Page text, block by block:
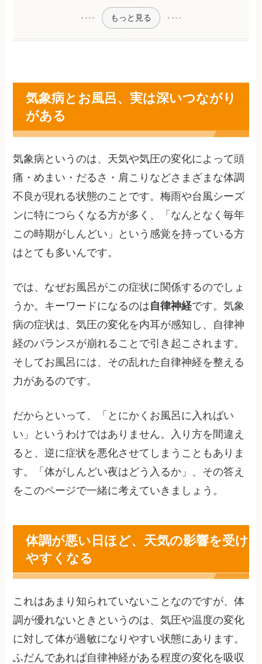
もっと見る
気象病とお風呂、実は深いつながり
がある
気象病というのは、天気や気圧の変化によって頭
痛・めまい・だるさ・肩こりなどさまざまな体調
不良が現れる状態のことです。梅雨や台風シーズ
ンに特につらくなる方が多く、「なんとなく毎年
この時期がしんどい」という感覚を持っている方
はとても多いんです。
では、なぜお風呂がこの症状に関係するのでしょ
うか。キーワードになるのは自律神経です。気象
病の症状は、気圧の変化を内耳が感知し、自律神
経のバランスが崩れることで引き起こされます。
そしてお風呂には、その乱れた自律神経を整える
力があるのです。
だからといって、「とにかくお風呂に入ればい
い」というわけではありません。入り方を間違え
ると、逆に症状を悪化させてしまうこともありま
す。「体がしんどい夜はどう入るか」、その答え
をこのページで一緒に考えていきましょう。
体調が悪い日ほど、天気の影響を受け
やすくなる
これはあまり知られていないことなのですが、体
調が優れないときというのは、気圧や温度の変化
に対して体が過敏になりやすい状態にあります。
ふだんであれば自律神経がある程度の変化を吸収